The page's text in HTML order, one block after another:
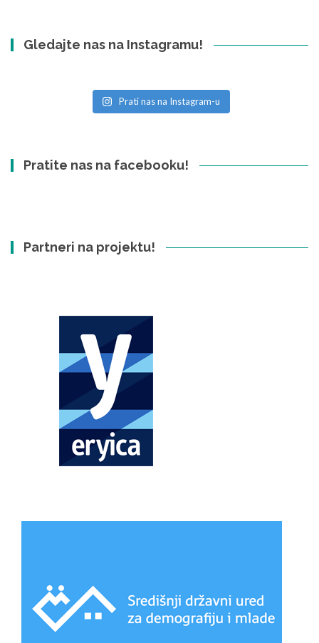
Gledajte nas na Instagramu!
Prati nas na Instagram-u
Pratite nas na facebooku!
Partneri na projektu!